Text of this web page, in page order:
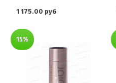
1 175.00 руб
15%